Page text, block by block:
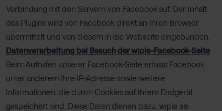
Verbindung mit den Servern von Facebook auf. Der Inhalt
des Plugins wird von Facebook direkt an Ihren Browser
übermittelt und von diesem in die Webseite eingebunden.
Datenverarbeitung bei Besuch der wiple-Facebook-Seite
Beim Aufrufen unserer Facebook-Seite erfasst Facebook
unter anderem Ihre IP-Adresse sowie weitere
Informationen, die durch Cookies auf Ihrem Endgerät
gespeichert sind. Diese Daten dienen dazu, wiple als